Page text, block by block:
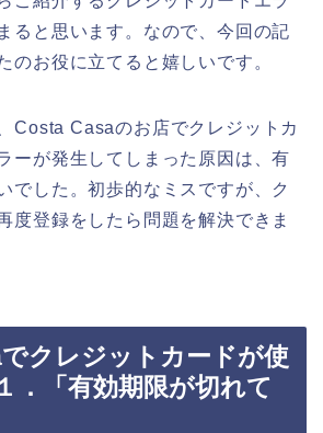
ると思います。なので、今回の記
のお役に立てると嬉しいです。
Costa Casaのお店でクレジットカ
ーが発生してしまった原因は、有
でした。初歩的なミスですが、ク
度登録をしたら問題を解決できま
クレジットカードが使
．「有効期限が切れて